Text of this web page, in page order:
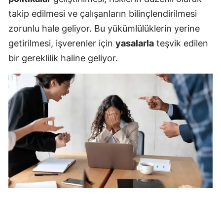
takip edilmesi ve çalışanların bilinçlendirilmesi
zorunlu hale geliyor. Bu yükümlülüklerin yerine
getirilmesi, işverenler için yasalarla teşvik edilen
bir gereklilik haline geliyor.